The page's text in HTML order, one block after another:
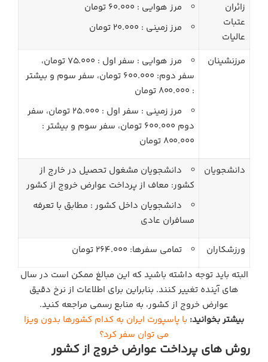
زائران
عتبات
عالیات
مرز هوایی : 60.000 تومان
مرز زمینی : 20.000 تومان
مرزنشینان
مرز هوایی : سفر اول : 75.000 تومان،
سفر دوم: 600.000 تومان، سفر سوم و بیشتر
: 800.000 تومان
مرز زمینی : سفر اول : 25.000 تومان، سفر
دوم 600.000 تومان، سفر سوم و بیشتر :
800.000 تومان
دانشجویان
دانشجویان مشغول تحصیل در خارج از
کشور: معاف از پرداخت عوارض خروج از کشور
دانشجویان داخل کشور : مطابق با تعرفه
مسافران عادی
ورزشکاران
تمامی سفرها: 264.000 تومان
البته باید توجه داشته باشید که این مبالغ ممکن است در سال‌
های آینده تغییر کنند. بنابراین برای اطلاعات از نرخ دقیق
عوارض خروج از کشور، به منابع رسمی مراجعه کنید.
بیشتر بخوانید: با پاسپورت ایران به کدام کشورها بدون ویزا
می توان سفر کرد؟
روش‌ های پرداخت عوارض خروج از کشور